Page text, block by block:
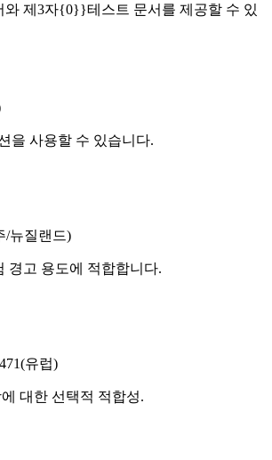
와 제3자{0}}테스트 문서를 제공할 수 있
을 사용할 수 있습니다.
/뉴질랜드)
경고 용도에 적합합니다.
유럽)
대한 선택적 적합성.